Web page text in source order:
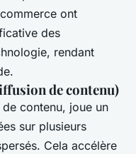
ont
des
rendant
de contenu)
contenu, joue un
sur plusieurs
Cela accélère